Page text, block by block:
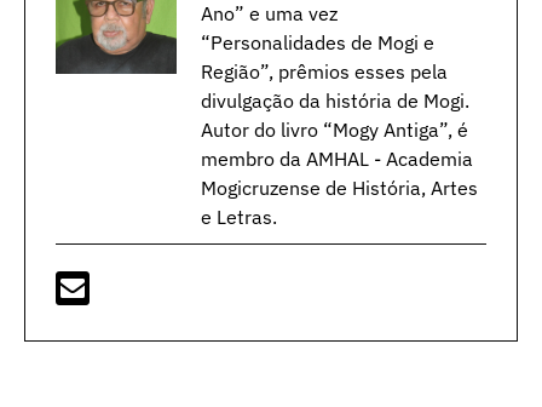
Ano” e uma vez
“Personalidades de Mogi e
Região”, prêmios esses pela
divulgação da história de Mogi.
Autor do livro “Mogy Antiga”, é
membro da AMHAL - Academia
Mogicruzense de História, Artes
e Letras.